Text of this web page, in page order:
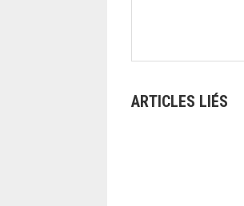
ARTICLES LIÉS